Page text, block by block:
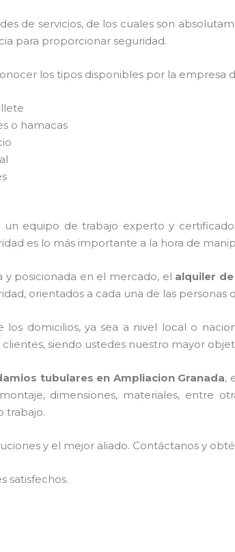
de servicios, de los cuales son
para proporcionar seguridad.
los tipos disponibles por la empresa
o hamacas
un equipo de trabajo experto y
es lo más importante a la hora de
posicionada en el mercado, el alquiler
orientados a cada una de las
los domicilios, ya sea a nivel local o
siendo ustedes nuestro mayor
tubulares en Ampliacion Granada,
dimensiones, materiales, entre
trabajo.
y el mejor aliado. Contáctanos y
satisfechos.